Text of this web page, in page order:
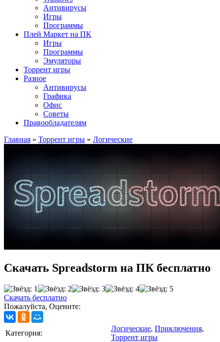
Антивирусы
Игры
Программы
Плей Маркет на ПК
Игры
Программы
Эмуляторы
Торрент игры
Разное
Антивирусы
Графика
Офис
Советы
Правообладателям
Главная » Торрент игры » Логические
Скачать Spreadstorm на ПК бесплатно
Скачать бесплатно
Пожалуйста, Оцените:
Категория:
Логические, Приключения,
Торрент игры